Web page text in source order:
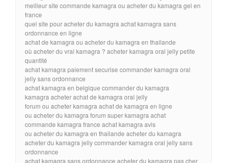
meilleur site commande kamagra ou acheter du kamagra gel en
france
quel site pour acheter du kamagra achat kamagra sans
ordonnance en ligne
achat de kamagra ou acheter du kamagra en thailande
où acheter du vrai kamagra ? acheter kamagra oral jelly petite
quantité
achat kamagra paiement securise commander kamagra oral
jelly sans ordonnance
achat kamagra en belgique commander du kamagra
kamagra acheter achat de kamagra oral jelly
forum ou acheter kamagra achat de kamagra en ligne
ou acheter du kamagra forum super kamagra achat
commande kamagra france achat kamagra avis
ou acheter du kamagra en thailande acheter du kamagra
acheter du kamagra jelly commander kamagra oral jelly sans
ordonnance
achat kamagra sans ordonnance acheter du kamagra pas cher